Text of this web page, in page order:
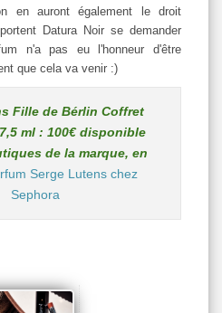
en auront également le droit
Datura Noir se demander
n'a pas eu l'honneur d'être
que cela va venir :)
Fille de Bérlin Coffret
ml : 100€ disponible
de la marque, en
Serge Lutens chez
Sephora